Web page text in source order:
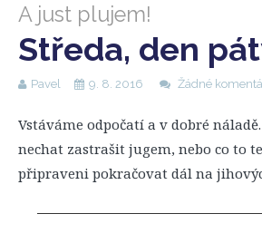
A just plujem!
Středa, den
Pavel 9. 8. 2016 Žádné
Vstáváme odpočatí a v dobré
nechat zastrašit jugem, nebo co to
připraveni pokračovat dál na